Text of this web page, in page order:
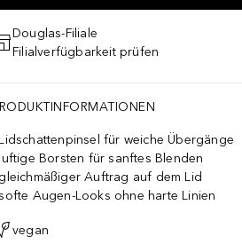
Douglas-Filiale
Filialverfügbarkeit prüfen
für weiche Übergänge
luftige Borsten für sanftes Blenden
gleichmäßiger Auftrag auf dem Lid
Augen-Looks ohne harte Linien
vegan